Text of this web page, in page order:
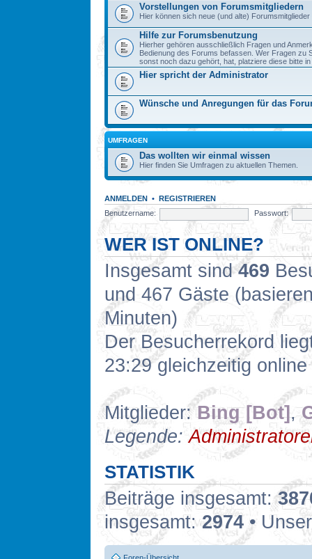
Vorstellungen von Forumsmitgliedern
Hier können sich neue (und alte)
Hilfe zur Forumsbenutzung
Hierher gehören ausschließlich Fragen und
Bedienung des Forums befassen. Wer Fragen zu
sonst noch dazu gehört, hat, platziere diese bitte
Hier spricht der Administrator
Wünsche und Anregungen für das
UMFRAGEN
Das wollten wir einmal wissen
Hier finden Sie Umfragen zu aktuellen Themen.
ANMELDEN • REGISTRIEREN
Benutzername:
Passwort:
WER IST ONLINE?
Insgesamt sind469
und 467 Gäste
Minuten)
Der Besucherrekord
23:29 gleichzeitig
Mitglieder:Bing [Bot],
Legende:
STATISTIK
Beiträge insgesamt:
insgesamt:2974 •